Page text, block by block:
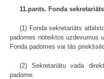
11.pants. Fonda sekretariāts
(1) Fonda sekretariāts
padomes noteiktos uzdevumus
Fonda padomes vai tās
(2) Sekretariātu vada
padome.